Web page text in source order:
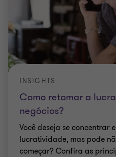
Como retomar a
negócios?
INSIGHTS
Você deseja se concentrar
lucratividade, mas pode
começar? Confira as